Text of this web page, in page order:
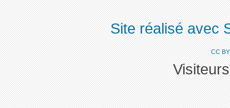
Site réalisé avec
CC